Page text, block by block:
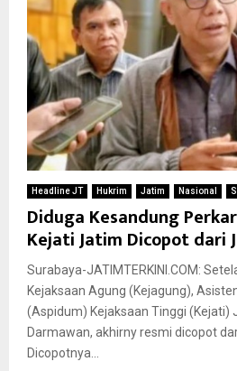
Headline JT Hukrim Jatim Nasional
Diduga Kesandung
Kejati Jatim Dicopot dari
Surabaya-JATIMTERKINI.COM:
Kejaksaan Agung (Kejagung),
(Aspidum) Kejaksaan Tinggi (Kejati)
Darmawan, akhirny resmi dicopot
Dicopotnya...